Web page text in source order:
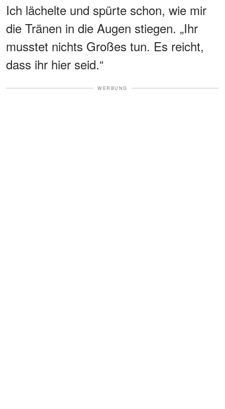
Ich lächelte und spürte schon, wie mir
die Tränen in die Augen stiegen. „Ihr
musstet nichts Großes tun. Es reicht,
dass ihr hier seid.“
WERBUNG